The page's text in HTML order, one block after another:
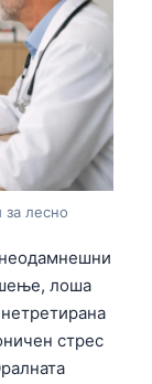
лесно
неодамнешни
лоша
стрес